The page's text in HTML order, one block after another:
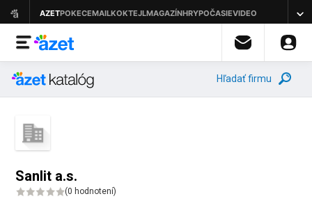
Hľadať firmu
Sanlit a.s.
(0 hodnotení)